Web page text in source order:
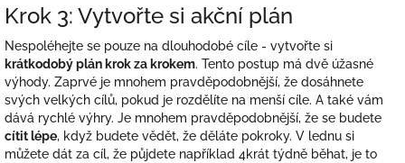
Krok 3: Vytvořte si akční plán
Nespoléhejte se pouze na dlouhodobé cíle - vytvořte si
krátkodobý plán krok za krokem. Tento postup má dvě úžasné
výhody. Zaprvé je mnohem pravděpodobnější, že dosáhnete
svých velkých cílů, pokud je rozdělíte na menší cíle. A také vám
dává rychlé výhry. Je mnohem pravděpodobnější, že se budete
cítit lépe, když budete vědět, že děláte pokroky. V lednu si
můžete dát za cíl, že půjdete například 4krát týdně běhat, je to